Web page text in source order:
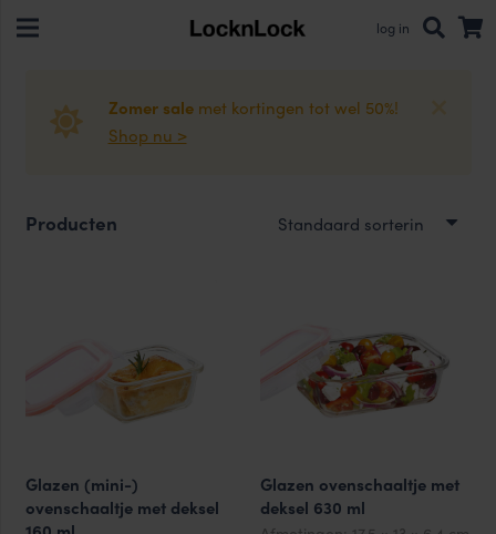
log in
Zomer salemet kortingen tot wel 50%!
Shop nu >
Producten
Glazen (mini-)
ovenschaaltje met deksel
Glazen ovenschaaltje met
deksel 630 ml